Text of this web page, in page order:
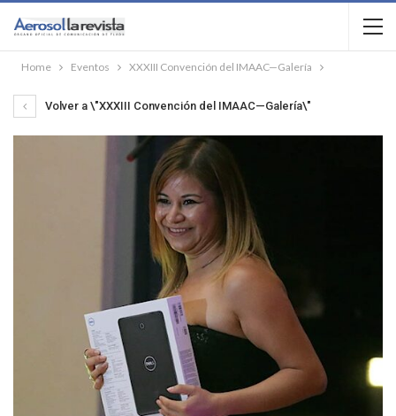
Home Eventos XXXIII Convención del IMAAC—Galería
Volver a \"XXXIII Convención del IMAAC—Galería\"